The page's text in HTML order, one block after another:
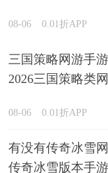
08-06 0.01折APP
三国策略网游手
2026三国策略类
08-06 0.01折APP
有没有传奇冰雪
传奇冰雪版本手